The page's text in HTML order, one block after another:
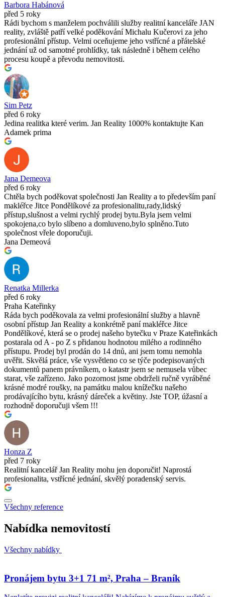
Barbora Habánová
před 5 roky
Rádi bychom s manželem pochválili služby realitní kanceláře JAN
reality, zvláště patří velké poděkování Michalu Kučerovi za jeho
profesionální přístup. Velmi oceňujeme jeho vstřícné a přátelské
jednání už od samotné prohlídky, tak následně i během celého
procesu koupě a převodu nemovitosti.
Sim Petz
před 6 roky
Jedina realitka které verim. Jan Reality 1000% kontaktujte Kan
Adamek prima
Jana Demeova
před 6 roky
Chtěla bych poděkovat společnosti Jan Reality a to především paní
makléřce Jitce Pondělíkové za profesionalitu,rady,lidský
přístup,slušnost a velmi rychlý prodej bytu.Byla jsem velmi
spokojena,co bylo slíbeno a domluveno,bylo splněno.Tuto
společnost vřele doporučuji.
Jana Demeová
Renatka Millerka
před 6 roky
Praha Kateřinky
Ráda bych poděkovala za velmi profesionální služby a hlavně
osobní přístup Jan Reality a konkrétně paní makléřce Jitce
Pondělíkové, která se o prodej našeho bytečku v Praze Kateřinkách
postarala od A - po Z s přidanou hodnotou milého a rodinného
přístupu. Prodej byl prodán do 14 dnů, ani jsem tomu nemohla
uvěřit. Skvělá práce, vše vysvětleno co se týče podepisovaných
dokumentů panem právníkem, o katastr jsem se nemusela vůbec
starat, vše zařízeno. Jako pozornost jsme obdrželi ručně vyráběné
krásné modré roušky, na památku malou knížečku našeho
prodávajícího bytu, krásný dáreček a květiny. Jste TOP, úžasní a
rozhodně doporučuji všem !!!
Honza Z
před 7 roky
Realitní kancelář Jan Reality mohu jen doporučit! Naprostá
profesionalita, vstřícné jednání, skvělý poradenský servis.
Všechny reference
Nabídka nemovitostí
Všechny nabídky
Pronájem bytu 3+1 71 m², Praha – Braník